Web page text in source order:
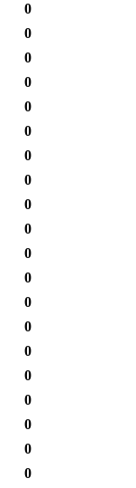
0
0
0
0
0
0
0
0
0
0
0
0
0
0
0
0
0
0
0
0